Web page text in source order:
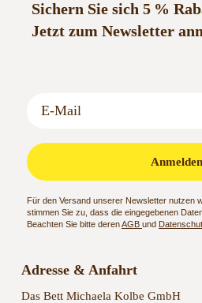
Sichern Sie sich 5 %
Jetzt zum Newsletter
Anmelden
Für den Versand unserer Newsletter nutzen
stimmen Sie zu, dass die eingegebenen
Beachten Sie bitte derenAGB und
Adresse & Anfahrt
Das Bett Michaela Kolbe GmbH